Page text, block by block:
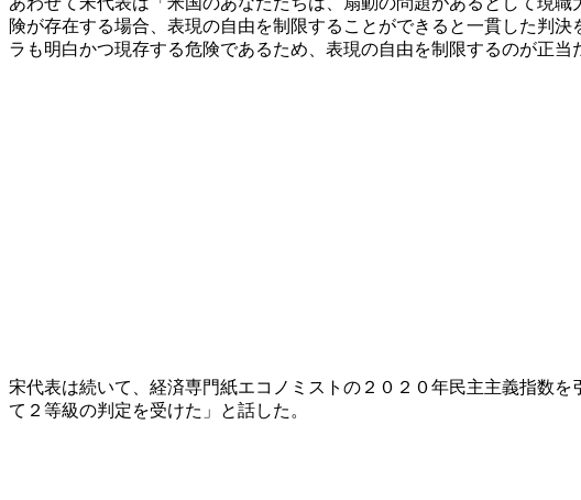
険が存在する場合、表現の自由を制限することができると一貫した判
ラも明白かつ現存する危険であるため、表現の自由を制限するのが正当
宋代表は続いて、経済専門紙エコノミストの２０２０年民主主義指数
て２等級の判定を受けた」と話した。